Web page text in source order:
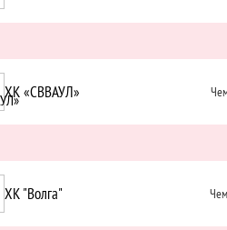
ХК «СВВАУЛ»
ХК "Волга"